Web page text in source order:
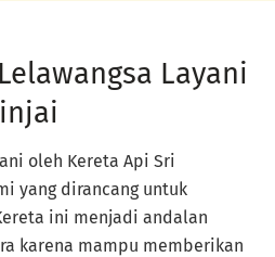
Layani
oleh Kereta Api Sri
yang dirancang untuk
ini menjadi andalan
karena mampu memberikan